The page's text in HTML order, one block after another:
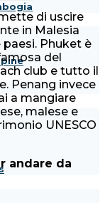
di uscire
in Malesia
Phuket è
del
club e tutto il
Penang invece
a mangiare
malese e
UNESCO
andare da